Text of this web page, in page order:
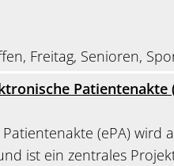
Freitag, Senioren,
Patientenakte
(ePA) wird
ist ein zentrales